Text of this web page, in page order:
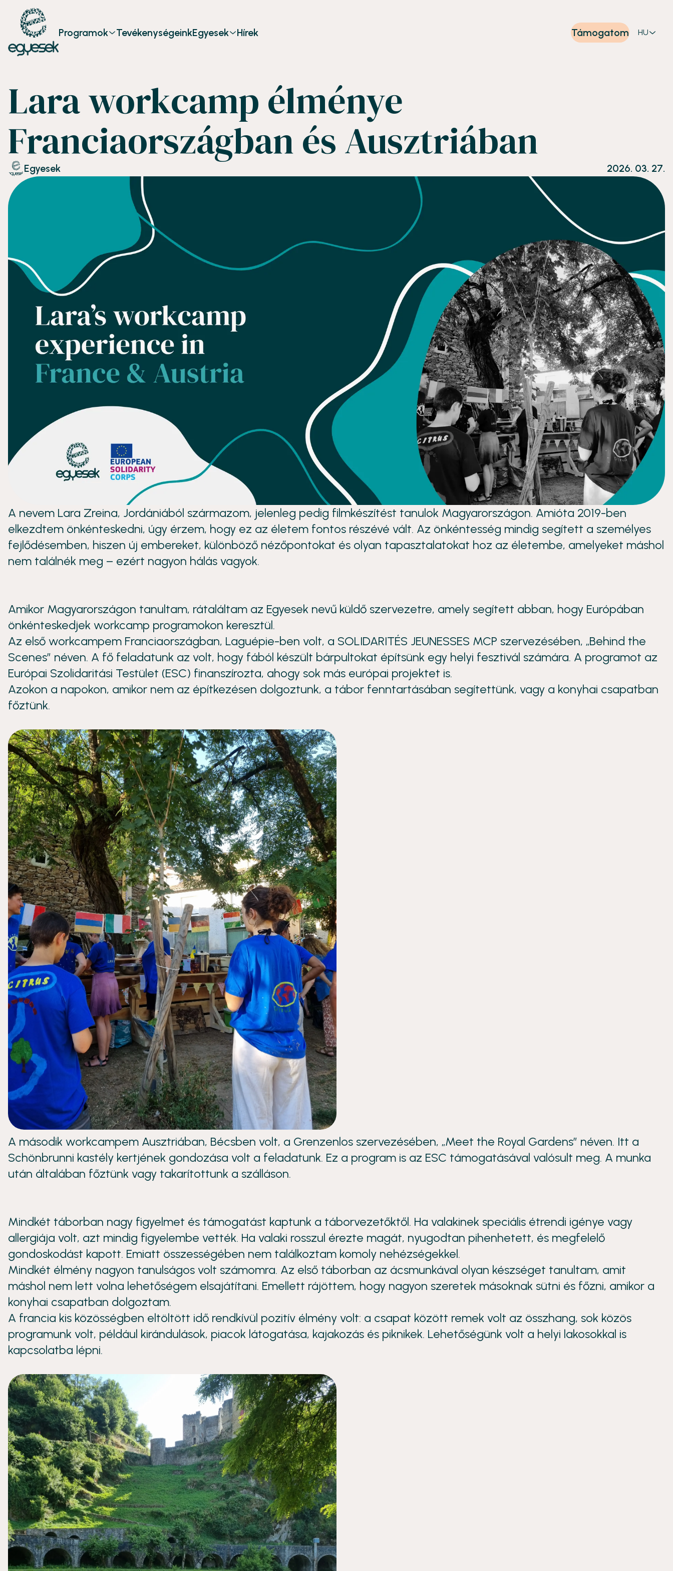
Programok TevékenységeinkEgyesek Hírek Támogatom HU
Lara workcamp élménye
Franciaországban és Ausztriában
Egyesek 2026. 03. 27.
A nevem Lara Zreina, Jordániából származom, jelenleg pedig filmkészítést tanulok Magyarországon. Amióta 2019-ben
elkezdtem önkénteskedni, úgy érzem, hogy ez az életem fontos részévé vált. Az önkéntesség mindig segített a személyes
fejlődésemben, hiszen új embereket, különböző nézőpontokat és olyan tapasztalatokat hoz az életembe, amelyeket máshol
nem találnék meg – ezért nagyon hálás vagyok.
Amikor Magyarországon tanultam, rátaláltam az Egyesek nevű küldő szervezetre, amely segített abban, hogy Európában
önkénteskedjek workcamp programokon keresztül.
Az első workcampem Franciaországban, Laguépie-ben volt, a SOLIDARITÉS JEUNESSES MCP szervezésében, „Behind the
Scenes” néven. A fő feladatunk az volt, hogy fából készült bárpultokat építsünk egy helyi fesztivál számára. A programot az
Európai Szolidaritási Testület (ESC) finanszírozta, ahogy sok más európai projektet is.
Azokon a napokon, amikor nem az építkezésen dolgoztunk, a tábor fenntartásában segítettünk, vagy a konyhai csapatban
főztünk.
A második workcampem Ausztriában, Bécsben volt, a Grenzenlos szervezésében, „Meet the Royal Gardens” néven. Itt a
Schönbrunni kastély kertjének gondozása volt a feladatunk. Ez a program is az ESC támogatásával valósult meg. A munka
után általában főztünk vagy takarítottunk a szálláson.
Mindkét táborban nagy figyelmet és támogatást kaptunk a táborvezetőktől. Ha valakinek speciális étrendi igénye vagy
allergiája volt, azt mindig figyelembe vették. Ha valaki rosszul érezte magát, nyugodtan pihenhetett, és megfelelő
gondoskodást kapott. Emiatt összességében nem találkoztam komoly nehézségekkel.
Mindkét élmény nagyon tanulságos volt számomra. Az első táborban az ácsmunkával olyan készséget tanultam, amit
máshol nem lett volna lehetőségem elsajátítani. Emellett rájöttem, hogy nagyon szeretek másoknak sütni és főzni, amikor a
konyhai csapatban dolgoztam.
A francia kis közösségben eltöltött idő rendkívül pozitív élmény volt: a csapat között remek volt az összhang, sok közös
programunk volt, például kirándulások, piacok látogatása, kajakozás és piknikek. Lehetőségünk volt a helyi lakosokkal is
kapcsolatba lépni.